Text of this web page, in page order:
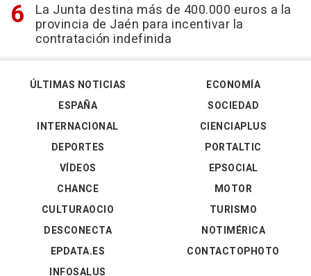
La Junta destina más de 400.000 euros a la
provincia de Jaén para incentivar la
contratación indefinida
ÚLTIMAS NOTICIAS
ESPAÑA
INTERNACIONAL
DEPORTES
VÍDEOS
ECONOMÍA
SOCIEDAD
CIENCIAPLUS
PORTALTIC
EPSOCIAL
CHANCE
CULTURAOCIO
DESCONECTA
EPDATA.ES
INFOSALUS
MOTOR
TURISMO
NOTIMÉRICA
CONTACTOPHOTO